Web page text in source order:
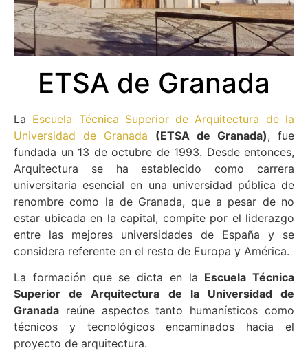
ETSA de Granada
La Escuela Técnica Superior de Arquitectura de la
Universidad de Granada
(ETSA de Granada), fue
fundada un 13 de octubre de 1993. Desde entonces,
Arquitectura se ha establecido como carrera
universitaria esencial en una universidad pública de
renombre como la de Granada, que a pesar de no
estar ubicada en la capital, compite por el liderazgo
entre las mejores universidades de España y se
considera referente en el resto de Europa y América.
La formación que se dicta en la Escuela Técnica
Superior de Arquitectura de la Universidad de
Granada reúne aspectos tanto humanísticos como
técnicos y tecnológicos encaminados hacia el
proyecto de arquitectura.